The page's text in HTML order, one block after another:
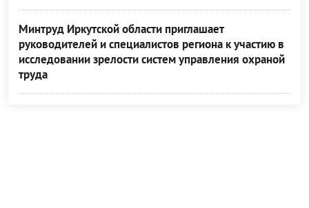
Минтруд Иркутской области приглашает
руководителей и специалистов региона к участию в
исследовании зрелости систем управления охраной
труда